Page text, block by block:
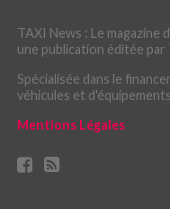
TAXI News : Le magazine
une publication éditée par
Spécialisée dans le
véhicules et
Mentions Légales